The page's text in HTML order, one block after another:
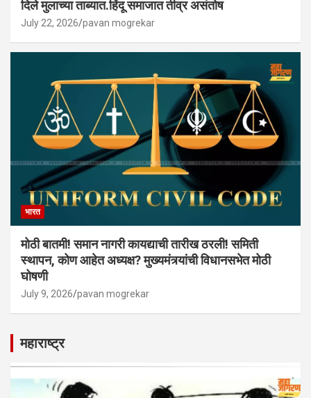
दिले मुलाच्या ताब्यात.हिंदू समाजात तीव्र असंतोष
July 22, 2026 pavan mogrekar
भारत
मोठी बातमी! समान नागरी कायद्याची तारीख ठरली! समिती
स्थापन, कोण आहेत अध्यक्ष? मुख्यमंत्र्यांची विधानसभेत मोठी
घोषणी
July 9, 2026 pavan mogrekar
महाराष्ट्र